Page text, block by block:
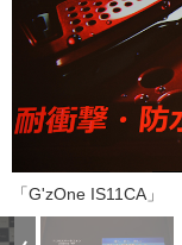
「G'zOne IS11CA」